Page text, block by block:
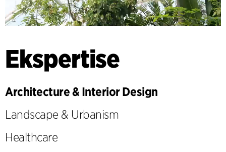
Ekspertise
Architecture & Interior Design
Landscape & Urbanism
Healthcare